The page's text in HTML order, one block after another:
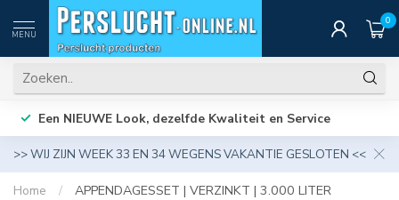
MENU
0
Een NIEUWE Look, dezelfde Kwaliteit en Service
>> WIJ ZIJN WEEK 33 EN 34 WEGENS VAKANTIE GESLOTEN <<
Home / APPENDAGESSET | VERZINKT | 3.000 LITER